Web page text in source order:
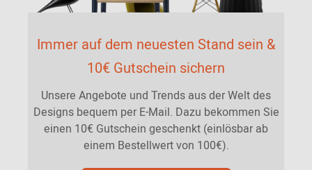
Immer auf dem neuesten Stand sein &
10€ Gutschein sichern
Unsere Angebote und Trends aus der Welt des
Designs bequem per E-Mail. Dazu bekommen Sie
einen 10€ Gutschein geschenkt (einlösbar ab
einem Bestellwert von 100€).